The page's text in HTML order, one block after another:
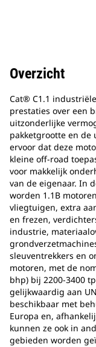
Overzicht
Cat® C1.1
prestaties over een
uitzonderlijke
pakketgrootte en de
ervoor dat deze
kleine off-road
voor makkelijk
van de eigenaar. In
worden 1.1B
vliegtuigen, extra
en frezen,
industrie,
sleuventrekkers en
motoren, met de
bhp) bij 2200-3400
gelijkwaardig aan
beschikbaar met
Europa en,
kunnen ze ook in
gebieden worden